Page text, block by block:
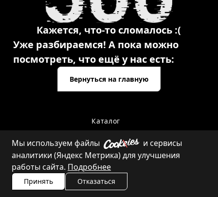
Кажется, что-то сломалось :(
Уже разбираемся! А пока можно
посмотреть, что ещё у нас есть:
Вернуться на главную
Каталог
Контакты
Мы используем файлы
и сервисы
аналитики (Яндекс Метрика) для улучшения
работы сайта. Подробнее
Принять Отказаться